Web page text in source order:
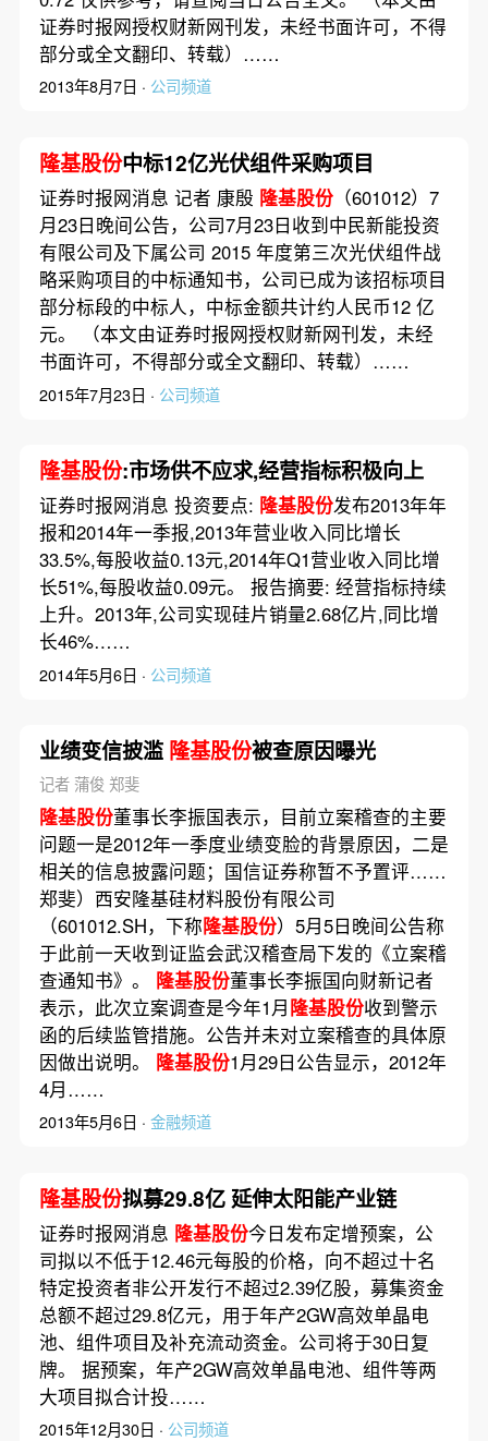
证券时报网授权财新网刊发，未经书面许可，不得
部分或全文翻印、转载）……
2013年8月7日 · 公司频道
隆基股份中标12亿光伏组件采购项目
证券时报网消息 记者 康殷 隆基股份（601012）7
月23日晚间公告，公司7月23日收到中民新能投资
有限公司及下属公司 2015 年度第三次光伏组件战
略采购项目的中标通知书，公司已成为该招标项目
部分标段的中标人，中标金额共计约人民币12 亿
元。 （本文由证券时报网授权财新网刊发，未经
书面许可，不得部分或全文翻印、转载）……
2015年7月23日 · 公司频道
隆基股份:市场供不应求,经营指标积极向上
证券时报网消息 投资要点: 隆基股份发布2013年年
报和2014年一季报,2013年营业收入同比增长
33.5%,每股收益0.13元,2014年Q1营业收入同比增
长51%,每股收益0.09元。 报告摘要: 经营指标持续
上升。2013年,公司实现硅片销量2.68亿片,同比增
长46%……
2014年5月6日 · 公司频道
业绩变信披滥 隆基股份被查原因曝光
记者 蒲俊 郑斐
隆基股份董事长李振国表示，目前立案稽查的主要
问题一是2012年一季度业绩变脸的背景原因，二是
相关的信息披露问题；国信证券称暂不予置评……
郑斐）西安隆基硅材料股份有限公司
（601012.SH，下称隆基股份）5月5日晚间公告称
于此前一天收到证监会武汉稽查局下发的《立案稽
查通知书》。 隆基股份董事长李振国向财新记者
表示，此次立案调查是今年1月隆基股份收到警示
函的后续监管措施。公告并未对立案稽查的具体原
因做出说明。 隆基股份1月29日公告显示，2012年
4月……
2013年5月6日 · 金融频道
隆基股份拟募29.8亿 延伸太阳能产业链
证券时报网消息 隆基股份今日发布定增预案，公
司拟以不低于12.46元每股的价格，向不超过十名
特定投资者非公开发行不超过2.39亿股，募集资金
总额不超过29.8亿元，用于年产2GW高效单晶电
池、组件项目及补充流动资金。公司将于30日复
牌。 据预案，年产2GW高效单晶电池、组件等两
大项目拟合计投……
2015年12月30日 · 公司频道